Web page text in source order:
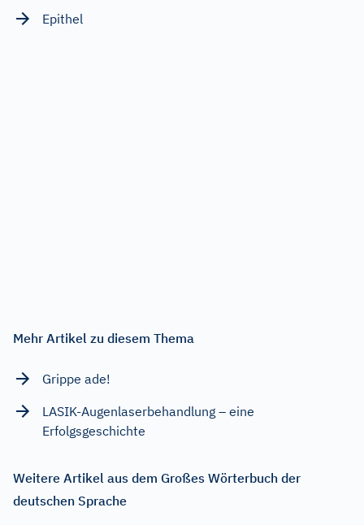
Epithel
Mehr Artikel zu diesem Thema
Grippe ade!
LASIK-Augenlaserbehandlung – eine
Erfolgsgeschichte
Weitere Artikel aus dem Großes Wörterbuch der
deutschen Sprache